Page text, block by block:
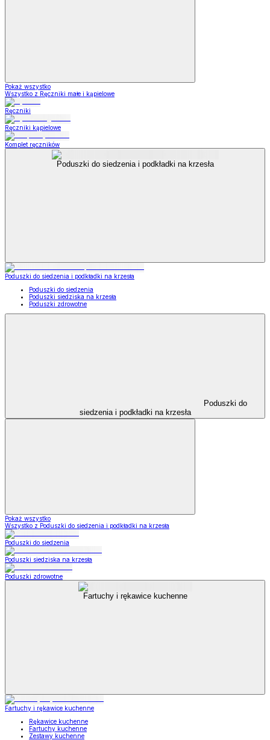
Pokaż wszystko
Wszystko z Ręczniki małe i kąpielowe
Ręczniki
Ręczniki kąpielowe
Komplet ręczników
Poduszki do siedzenia i podkładki na krzesła
Poduszki do siedzenia i podkładki na krzesła
Poduszki do siedzenia
Poduszki siedziska na krzesła
Poduszki zdrowotne
Poduszki do
siedzenia i podkładki na krzesła
Pokaż wszystko
Wszystko z Poduszki do siedzenia i podkładki na krzesła
Poduszki do siedzenia
Poduszki siedziska na krzesła
Poduszki zdrowotne
Fartuchy i rękawice kuchenne
Fartuchy i rękawice kuchenne
Rękawice kuchenne
Fartuchy kuchenne
Zestawy kuchenne